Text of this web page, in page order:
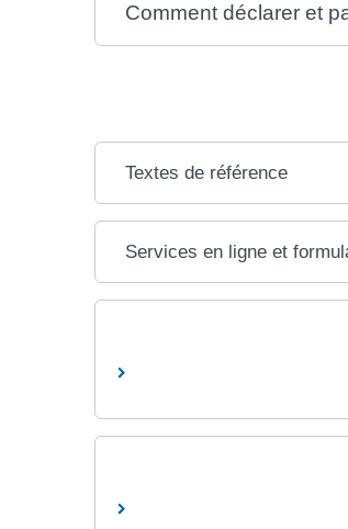
Comment déclarer et
Textes de référence
Services en ligne et